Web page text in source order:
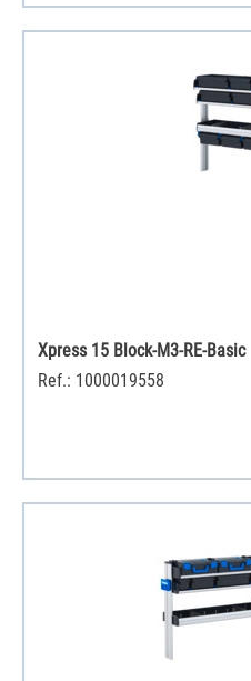
Xpress 15 Block-M3-RE-Basic
Ref.: 1000019558